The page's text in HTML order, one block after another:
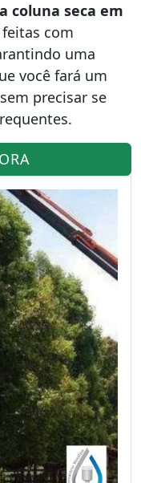
coluna seca em
feitas com
uma
você fará um
precisar se